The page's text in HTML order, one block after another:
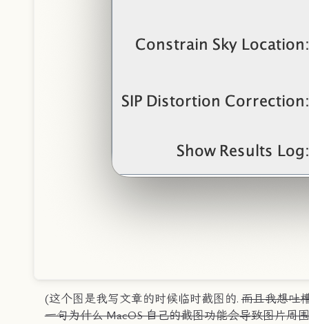
(这个图是我写文章的时候临时截图的.而且我想吐
一句为什么 MacOS 自己的截图功能会导致图片周围